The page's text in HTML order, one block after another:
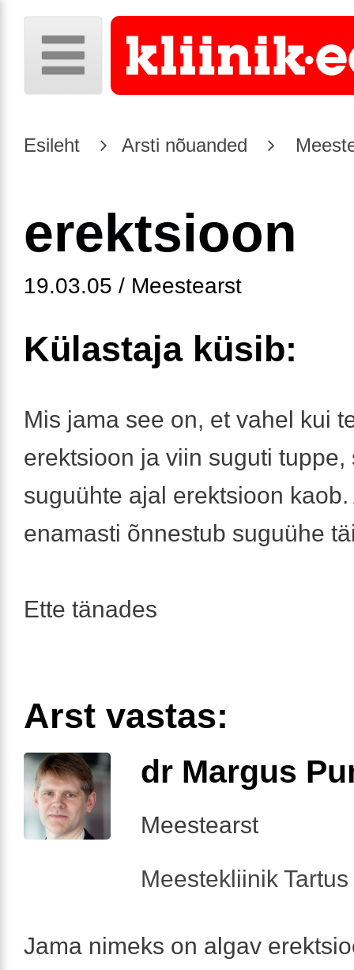
Esileht Arsti nõuanded
erektsioon
19.03.05 / Meestearst
Külastaja küsib:
Mis jama see on, et vahel kui
erektsioon ja viin suguti tuppe,
suguühte ajal erektsioon kaob.
enamasti õnnestub suguühe
Ette tänades
Arst vastas:
dr Margus
Meestearst
Meestekliinik
Jama nimeks on algav